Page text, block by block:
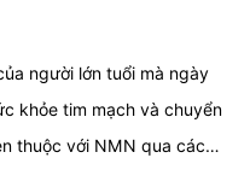
người lớn tuổi mà ngày
khỏe tim mạch và chuyển
thuộc với NMN qua các
năng lượng, một hướng